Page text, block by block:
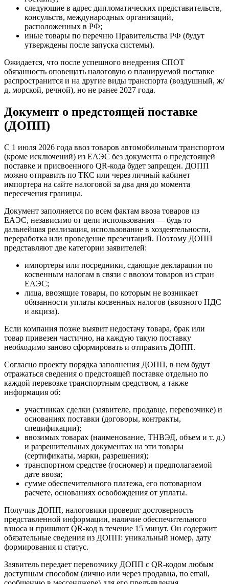
следующие в адрес дипломатических представительств,
консульств, международных организаций,
расположенных в РФ;
иные товары по перечню Правительства РФ (будут
утверждены после запуска системы).
Ожидается, что после успешного внедрения СПОТ
обязанность оповещать налоговую о планируемой поставке
распространится и на другие виды транспорта (воздушный, ж/
д, морской, речной), но не ранее 2027 года.
Документ о предстоящей поставке
(ДОПП)
С 1 июля 2026 года ввоз товаров автомобильным транспортом
(кроме исключений) из ЕАЭС без документа о предстоящей
поставке и присвоенного QR-кода будет запрещен. ДОПП
можно отправить по ТКС или через личный кабинет
импортера на сайте налоговой за два дня до момента
пересечения границы.
Документ заполняется по всем фактам ввоза товаров из
ЕАЭС, независимо от цели использования — будь то
дальнейшая реализация, использование в хоздеятельности,
переработка или проведение презентаций. Поэтому ДОПП
представляют две категории заявителей:
импортеры или посредники, сдающие декларации по
косвенным налогам в связи с ввозом товаров из стран
ЕАЭС;
лица, ввозящие товары, по которым не возникает
обязанности уплаты косвенных налогов (ввозного НДС
и акциза).
Если компания позже выявит недостачу товара, брак или
товар привезен частично, на каждую такую поставку
необходимо заново сформировать и отправить ДОПП.
Согласно проекту порядка заполнения ДОПП, в нем будут
отражаться сведения о предстоящей поставке отдельно по
каждой перевозке транспортным средством, а также
информация об:
участниках сделки (заявителе, продавце, перевозчике) и
основаниях поставки (договоры, контракты,
спецификации);
ввозимых товарах (наименование, ТНВЭД, объем и т. д.)
и разрешительных документах на эти товары
(сертификаты, марки, разрешения);
транспортном средстве (госномер) и предполагаемой
дате ввоза;
сумме обеспечительного платежа, его потоварном
расчете, основаниях освобождения от уплаты.
Получив ДОПП, налоговики проверят достоверность
представленной информации, наличие обеспечительного
взноса и пришлют QR-код в течение 15 минут. Он содержит
обязательные сведения из ДОПП: уникальный номер, дату
формирования и статус.
Заявитель передает перевозчику ДОПП с QR-кодом любым
доступным способом (лично или через продавца, по email,